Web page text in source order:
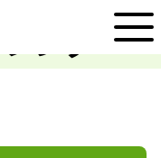
ンダー